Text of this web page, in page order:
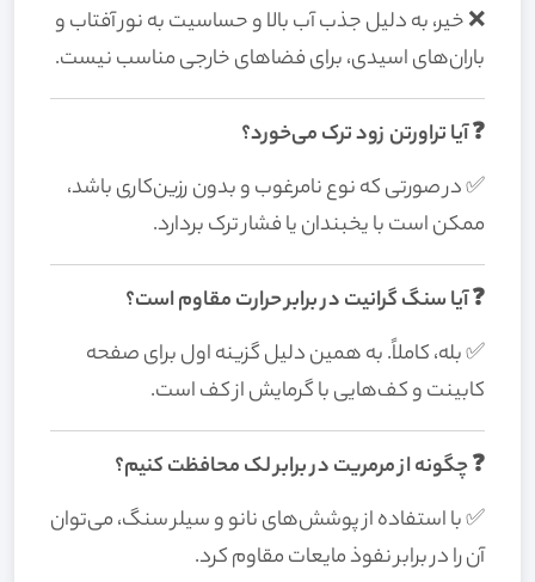
❌ خیر، به دلیل جذب آب بالا و حساسیت به نور آفتاب و
باران‌های اسیدی، برای فضاهای خارجی مناسب نیست.
❓ آیا تراورتن زود ترک می‌خورد؟
✅ در صورتی که نوع نامرغوب و بدون رزین‌کاری باشد،
ممکن است با یخبندان یا فشار ترک بردارد.
❓ آیا سنگ گرانیت در برابر حرارت مقاوم است؟
✅ بله، کاملاً. به همین دلیل گزینه اول برای صفحه
کابینت و کف‌هایی با گرمایش از کف است.
❓ چگونه از مرمریت در برابر لک محافظت کنیم؟
✅ با استفاده از پوشش‌های نانو و سیلر سنگ، می‌توان
آن را در برابر نفوذ مایعات مقاوم کرد.